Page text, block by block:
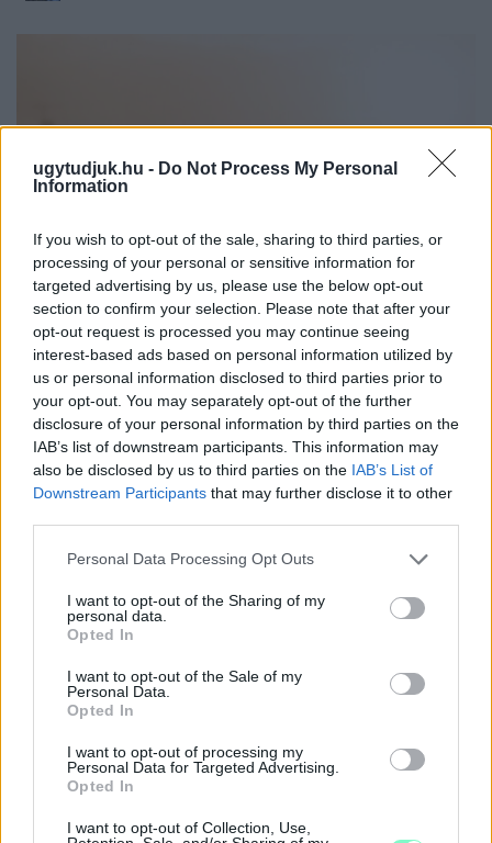
ugytudjuk.hu - Do Not Process My Personal
Information
If you wish to opt-out of the sale, sharing to third parties, or
processing of your personal or sensitive information for
targeted advertising by us, please use the below opt-out
section to confirm your selection. Please note that after your
opt-out request is processed you may continue seeing
interest-based ads based on personal information utilized by
us or personal information disclosed to third parties prior to
your opt-out. You may separately opt-out of the further
disclosure of your personal information by third parties on the
IAB’s list of downstream participants. This information may
also be disclosed by us to third parties on the IAB’s List of
Downstream Participants that may further disclose it to other
Please note that this website/app uses one or more Google
not limited to your visit or usage behaviour. You may click to
grant or deny consent to Google and its third-party tags to
use your data for below specified purposes in below Google
consent section.
Personal Data Processing Opt Outs
I want to opt-out of the Sharing of my
personal data.
Opted In
I want to opt-out of the Sale of my
Personal Data.
Opted In
I want to opt-out of processing my
Personal Data for Targeted Advertising.
Opted In
I want to opt-out of Collection, Use,
NEM VÁRT HELYEN IS OKOZHAT PROBLÉMÁKAT AZ
EXTRÉM HŐSÉG: A TALAJKÖZELI ÓZON AZ ÚJ
VESZÉLYFORRÁS
A forró, napos időjárás kedvez a talajközeli ózon kialakulásának,
amely irritálhatja a légutakat, ronthatja a tüdő működését és
különösen veszélyes lehet a krónikus betegek számára.